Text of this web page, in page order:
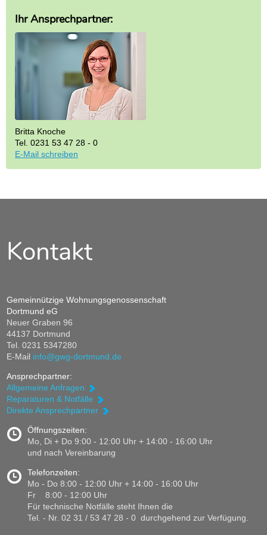
Ihr Ansprechpartner:
Britta Knoche
Tel. 0231 53 47 28 - 0
E-Mail schreiben
Kontakt
Gemeinnützige Wohnungsgenossenschaft
Dortmund eG
Neuer Graben 96
44137 Dortmund
Tel. 0231 5347280
E-Mail info@gwg-dortmund.de
Ansprechpartner:
Allgemeine Anfragen
Reparaturen & Notfälle
Direkte Ansprechpartner
Öffnungszeiten:
Mo, Di + Do 9:00 - 12:00 Uhr + 14:00 - 16:00 Uhr
und nach Vereinbarung
Telefonzeiten:
Mo - Do 8:00 - 12:00 Uhr + 14:00 - 16:00 Uhr
Fr 8:00 - 12:00 Uhr
Für technische Notfälle steht Ihnen die
Tel. - Nr. 02 31 / 53 47 28 - 0 durchgehend zur Verfügung.